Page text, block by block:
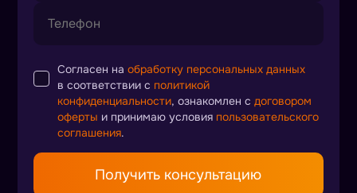
Согласен наобработку персональных данных
в соответствии с политикой
конфиденциальности, ознакомлен с договором
оферты и принимаю условия пользовательского
соглашения.
Получить консультацию